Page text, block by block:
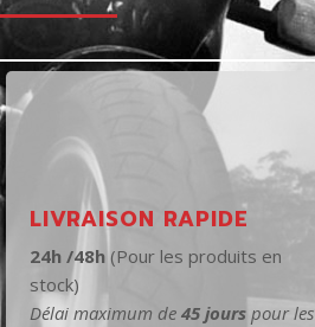
LIVRAISON RAPIDE
24h /48h(Pour les produits en
stock)
Délai maximum de 45 jourspour les